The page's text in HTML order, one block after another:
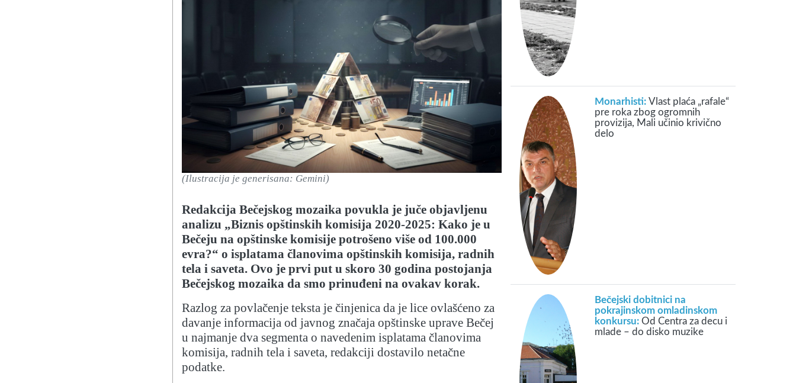
(Ilustracija je generisana: Gemini)
Redakcija Bečejskog mozaika povukla je juče objavljenu
analizu „Biznis opštinskih komisija 2020-2025: Kako je u
Bečeju na opštinske komisije potrošeno više od 100.000
evra?“ o isplatama članovima opštinskih komisija, radnih
tela i saveta. Ovo je prvi put u skoro 30 godina postojanja
Bečejskog mozaika da smo prinuđeni na ovakav korak.
Razlog za povlačenje teksta je činjenica da je lice ovlašćeno za
davanje informacija od javnog značaja opštinske uprave Bečej
u najmanje dva segmenta o navedenim isplatama članovima
komisija, radnih tela i saveta, redakciji dostavilo netačne
podatke.
Monarhisti: Vlast plaća „rafale“
pre roka zbog ogromnih
provizija, Mali učinio krivično
delo
Bečejski dobitnici na
pokrajinskom omladinskom
konkursu: Od Centra za decu i
mlade – do disko muzike